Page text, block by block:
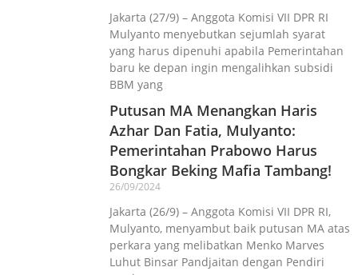
Jakarta (27/9) – Anggota Komisi VII DPR RI
Mulyanto menyebutkan sejumlah syarat
yang harus dipenuhi apabila Pemerintahan
baru ke depan ingin mengalihkan subsidi
BBM yang
Putusan MA Menangkan Haris
Azhar Dan Fatia, Mulyanto:
Pemerintahan Prabowo Harus
Bongkar Beking Mafia Tambang!
26/09/2024
Jakarta (26/9) – Anggota Komisi VII DPR RI,
Mulyanto, menyambut baik putusan MA atas
perkara yang melibatkan Menko Marves
Luhut Binsar Pandjaitan dengan Pendiri